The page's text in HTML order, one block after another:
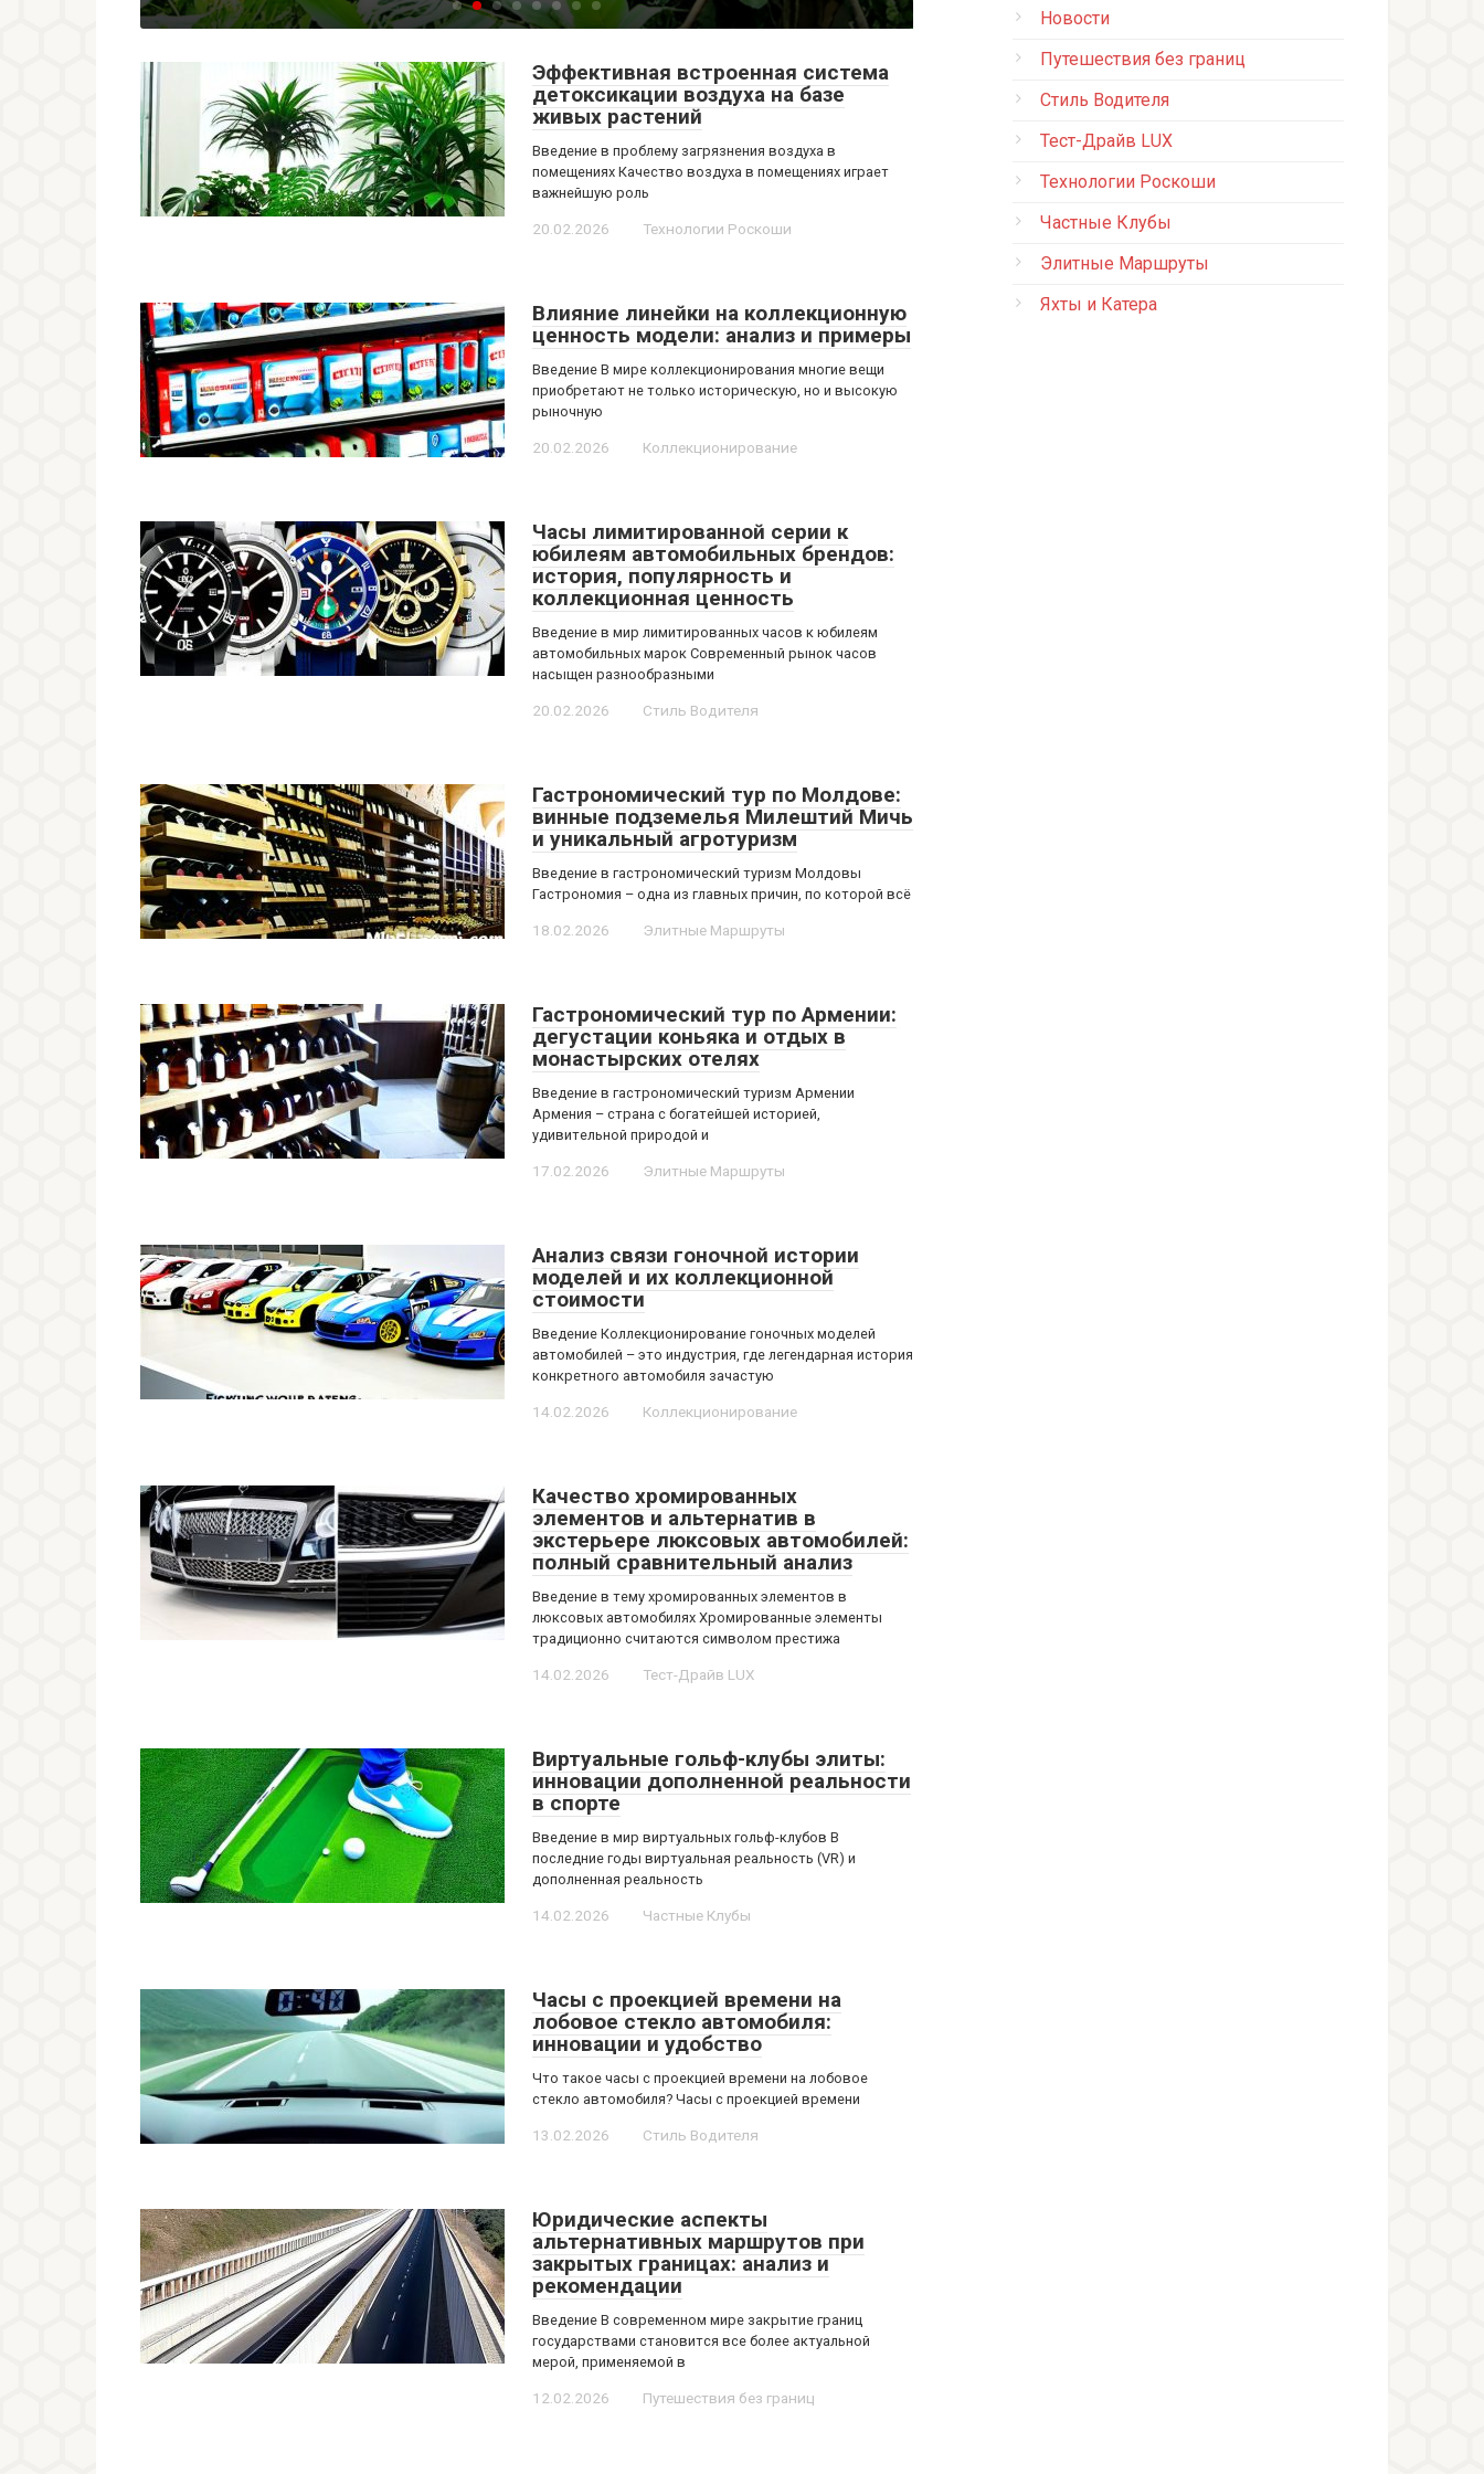
Эффективная встроенная система
детоксикации воздуха на базе
живых растений
Введение в проблему загрязнения воздуха в
помещениях Качество воздуха в помещениях играет
важнейшую роль
20.02.2026 Технологии Роскоши
Влияние линейки на коллекционную
ценность модели: анализ и примеры
Введение В мире коллекционирования многие вещи
приобретают не только историческую, но и высокую
рыночную
20.02.2026 Коллекционирование
Часы лимитированной серии к
юбилеям автомобильных брендов:
история, популярность и
коллекционная ценность
Введение в мир лимитированных часов к юбилеям
автомобильных марок Современный рынок часов
насыщен разнообразными
20.02.2026 Стиль Водителя
Гастрономический тур по Молдове:
винные подземелья Милештий Мичь
и уникальный агротуризм
Введение в гастрономический туризм Молдовы
Гастрономия – одна из главных причин, по которой всё
18.02.2026 Элитные Маршруты
Гастрономический тур по Армении:
дегустации коньяка и отдых в
монастырских отелях
Введение в гастрономический туризм Армении
Армения – страна с богатейшей историей,
удивительной природой и
17.02.2026 Элитные Маршруты
Анализ связи гоночной истории
моделей и их коллекционной
стоимости
Введение Коллекционирование гоночных моделей
автомобилей – это индустрия, где легендарная история
конкретного автомобиля зачастую
14.02.2026 Коллекционирование
Качество хромированных
элементов и альтернатив в
экстерьере люксовых автомобилей:
полный сравнительный анализ
Введение в тему хромированных элементов в
люксовых автомобилях Хромированные элементы
традиционно считаются символом престижа
14.02.2026 Тест-Драйв LUX
Виртуальные гольф-клубы элиты:
инновации дополненной реальности
в спорте
Введение в мир виртуальных гольф-клубов В
последние годы виртуальная реальность (VR) и
дополненная реальность
14.02.2026 Частные Клубы
Часы с проекцией времени на
лобовое стекло автомобиля:
инновации и удобство
Что такое часы с проекцией времени на лобовое
стекло автомобиля? Часы с проекцией времени
13.02.2026 Стиль Водителя
Юридические аспекты
альтернативных маршрутов при
закрытых границах: анализ и
рекомендации
Введение В современном мире закрытие границ
государствами становится все более актуальной
мерой, применяемой в
12.02.2026 Путешествия без границ
Новости
Путешествия без границ
Стиль Водителя
Тест-Драйв LUX
Технологии Роскоши
Частные Клубы
Элитные Маршруты
Яхты и Катера